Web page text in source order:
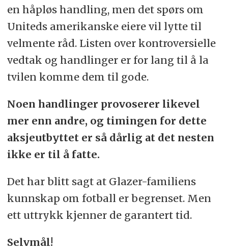
en håpløs handling, men det spørs om
Uniteds amerikanske eiere vil lytte til
velmente råd. Listen over kontroversielle
vedtak og handlinger er for lang til å la
tvilen komme dem til gode.
Noen handlinger provoserer likevel
mer enn andre, og timingen for dette
aksjeutbyttet er så dårlig at det nesten
ikke er til å fatte.
Det har blitt sagt at Glazer-familiens
kunnskap om fotball er begrenset. Men
ett uttrykk kjenner de garantert tid.
Selvmål!